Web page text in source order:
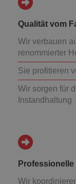
Qualität vom
Wir verbauen
renommierter
Sie profitieren
Wir sorgen für
Instandhaltung
Wir